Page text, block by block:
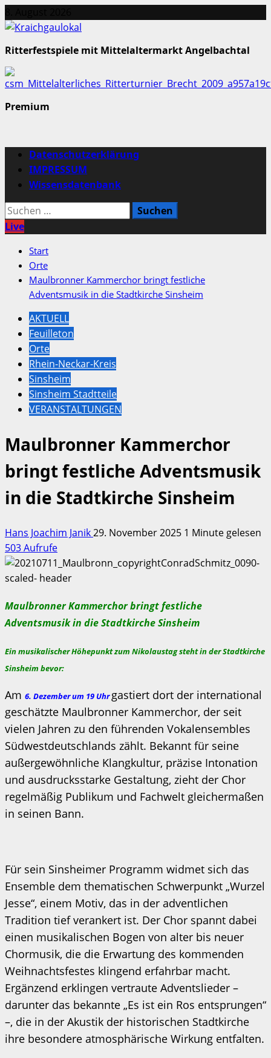
Inhalt
Ritterfestspiele mit Mittelaltermarkt Angelbachtal
Premium
Primäres
Menü
Datenschutzerklärung
IMPRESSUM
Wissensdatenbank
Suchen
nach:
Live
Start
Orte
Maulbronner Kammerchor bringt festliche
Adventsmusik in die Stadtkirche Sinsheim
AKTUELL
Feuilleton
Orte
Rhein-Neckar-Kreis
Sinsheim
Sinsheim Stadtteile
VERANSTALTUNGEN
Maulbronner Kammerchor
bringt festliche Adventsmusik
in die Stadtkirche Sinsheim
Hans Joachim Janik29. November 2025 1 Minute gelesen
503 Aufrufe
Maulbronner Kammerchor bringt festliche
Adventsmusik in die Stadtkirche Sinsheim
Ein musikalischer Höhepunkt zum Nikolaustag steht in der Stadtkirche
Sinsheim bevor:
Am 6. Dezember um 19 Uhr gastiert dort der international
geschätzte Maulbronner Kammerchor, der seit
vielen Jahren zu den führenden Vokalensembles
Südwestdeutschlands zählt. Bekannt für seine
außergewöhnliche Klangkultur, präzise Intonation
und ausdrucksstarke Gestaltung, zieht der Chor
regelmäßig Publikum und Fachwelt gleichermaßen
in seinen Bann.
Für sein Sinsheimer Programm widmet sich das
Ensemble dem thematischen Schwerpunkt „Wurzel
Jesse“, einem Motiv, das in der adventlichen
Tradition tief verankert ist. Der Chor spannt dabei
einen musikalischen Bogen von alter bis neuer
Chormusik, die die Erwartung des kommenden
Weihnachtsfestes klingend erfahrbar macht.
Ergänzend erklingen vertraute Adventslieder –
darunter das bekannte „Es ist ein Ros entsprungen“
–, die in der Akustik der historischen Stadtkirche
ihre besondere atmosphärische Wirkung entfalten.